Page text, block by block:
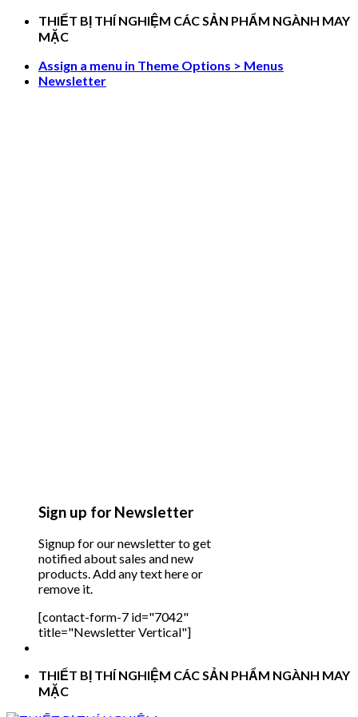
Skip
THIẾT BỊ THÍ NGHIỆM CÁC SẢN PHẨM NGÀNH MAY
MẶC
Assign a menu in Theme Options > Menus
Newsletter
Sign up for Newsletter
Signup for our newsletter to get
notified about sales and new
products. Add any text here or
remove it.
[contact-form-7 id="7042"
title="Newsletter Vertical"]
THIẾT BỊ THÍ NGHIỆM CÁC SẢN PHẨM NGÀNH MAY
MẶC